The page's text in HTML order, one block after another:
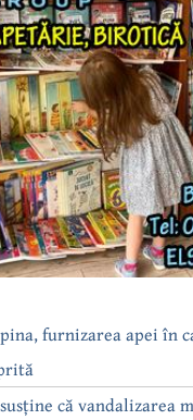
furnizarea apei în
că vandalizarea